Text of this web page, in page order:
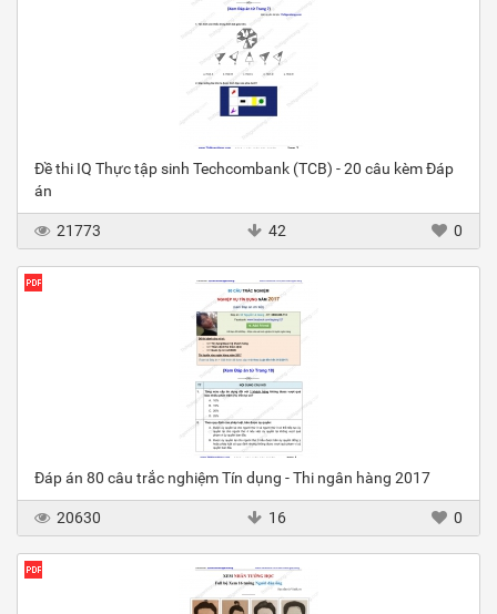
Đề thi IQ Thực tập sinh Techcombank (TCB) - 20 câu kèm Đáp
án
21773 42 0
Đáp án 80 câu trắc nghiệm Tín dụng - Thi ngân hàng 2017
20630 16 0